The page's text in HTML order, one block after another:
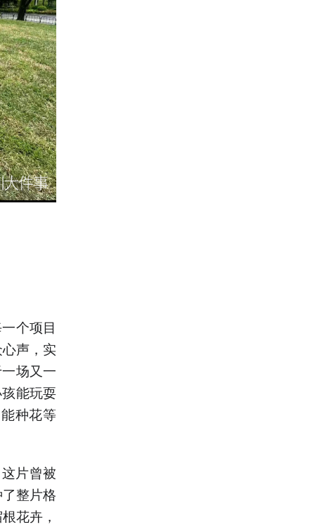
个项目
声，实
场又一
能玩耍
种花等
片曾被
整片格
花卉，